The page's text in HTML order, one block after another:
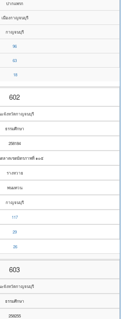
ปากแพรก
เมืองกาญจนบุรี
กาญจนบุรี
96
63
18
602
จังหวัดกาญจนบุรี
ธรรมศึกษา
258184
ตลาดเขตมิตรภาพที่ ๑๐๕
รางหวาย
พนมทวน
กาญจนบุรี
117
29
26
603
จังหวัดกาญจนบุรี
ธรรมศึกษา
258255